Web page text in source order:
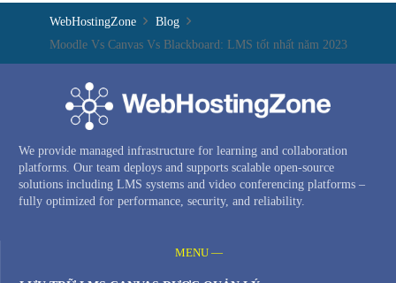
WebHostingZone
Blog
Moodle Vs Canvas Vs Blackboard: LMS tốt nhất năm 2023
We provide managed infrastructure for learning and collaboration
platforms. Our team deploys and supports scalable open-source
solutions including LMS systems and video conferencing platforms –
fully optimized for performance, security, and reliability.
MENU —